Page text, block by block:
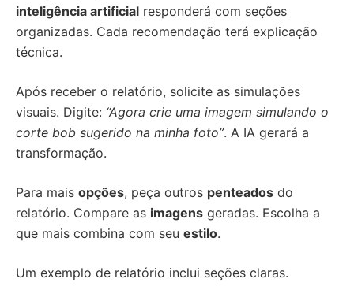
inteligência artificial responderá com seções
organizadas. Cada recomendação terá explicação
técnica.
Após receber o relatório, solicite as simulações
visuais. Digite: “Agora crie uma imagem simulando o
corte bob sugerido na minha foto”. A IA gerará a
transformação.
Para mais opções, peça outros penteados do
relatório. Compare as imagens geradas. Escolha a
que mais combina com seu estilo.
Um exemplo de relatório inclui seções claras.